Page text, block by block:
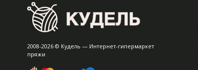
2008-2026 © Кудель — Интернет-гипермаркет
пряжи